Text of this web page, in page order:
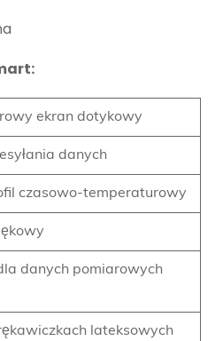
ekran dotykowy
danych
czasowo-temperaturowy
danych pomiarowych
lateksowych